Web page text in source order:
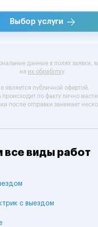
Выбор услуги
данные в полях заявки,
на их обработку.
является публичной офертой.
происходит по факту лично
после отправки занимает
все виды работ
с выездом